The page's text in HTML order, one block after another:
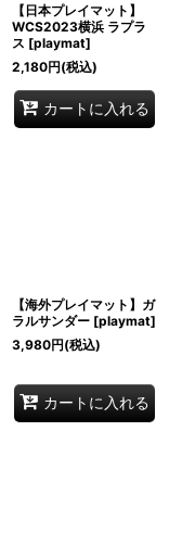
【日本プレイマット】
WCS2023横浜 ラプラ
ス [playmat]
2,180円(税込)
カートに入れる
【海外プレイマット】ガ
ラルサンダー [playmat]
3,980円(税込)
カートに入れる